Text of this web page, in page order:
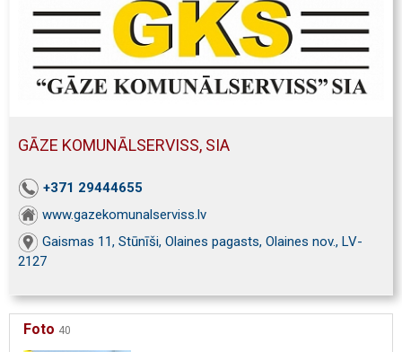
GĀZE KOMUNĀLSERVISS, SIA
+371 29444655
www.gazekomunalserviss.lv
Gaismas 11, Stūnīši, Olaines pagasts, Olaines nov., LV-
2127
Foto 40